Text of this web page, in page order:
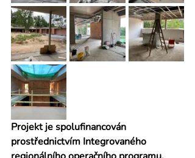
Projekt je spolufinancován
prostřednictvím Integrovaného